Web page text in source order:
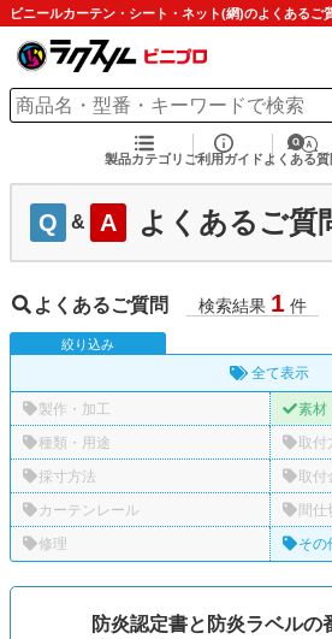
ビニールカーテン・シート・ネット(網)のよくあるご
製品カテゴリ ご利用ガイド よくある質
Q & A よくあるご質
よくあるご質問 検索結果 1 件
絞り込み
全て表示
製作・加工
素材
種類・用途
取付
採寸方法
取付
カーテンレール
間仕
修理
その
防炎認定書と防炎ラベルの